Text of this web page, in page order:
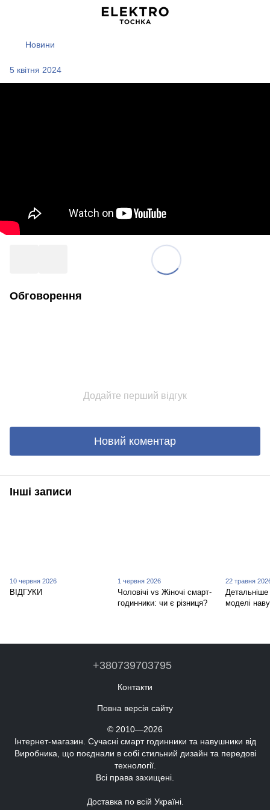
Новини
5 квітня 2024
Обговорення
Додайте перший відгук
Новий коментар
Інші записи
10 червня 2026
ВІДГУКИ
1 червня 2026
Чоловічі vs Жіночі смарт-
годинники: чи є різниця?
22 травня
Детальніше
моделі
+380739703795
Контакти
Повна версія сайту
© 2010—2026
Інтернет-магазин. Сучасні смарт годинники та навушники від
Виробника, що поєднали в собі стильний дизайн та передові
технології.
Всі права захищені.
Доставка по всій Україні.